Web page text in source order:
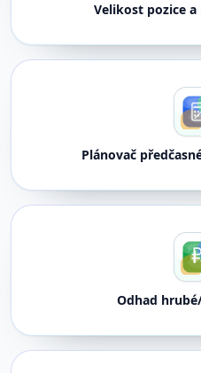
Velikost pozice
Plánovač
Odhad